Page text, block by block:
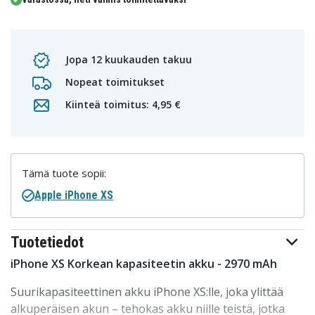
Jopa 12 kuukauden takuu
Nopeat toimitukset
Kiinteä toimitus: 4,95 €
Tuotetiedot
iPhone XS Korkean kapasiteetin akku - 2970 mAh
Suurikapasiteettinen akku iPhone XS:lle, joka ylittää
alkuperäisen akun – tehokas akku niille teistä, jotka
Tämä tuote sopii:
Apple iPhone XS